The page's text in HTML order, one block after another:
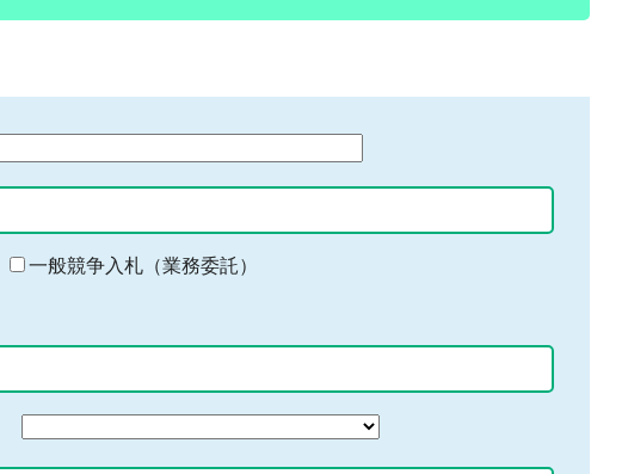
一般競争入札（業務委託）